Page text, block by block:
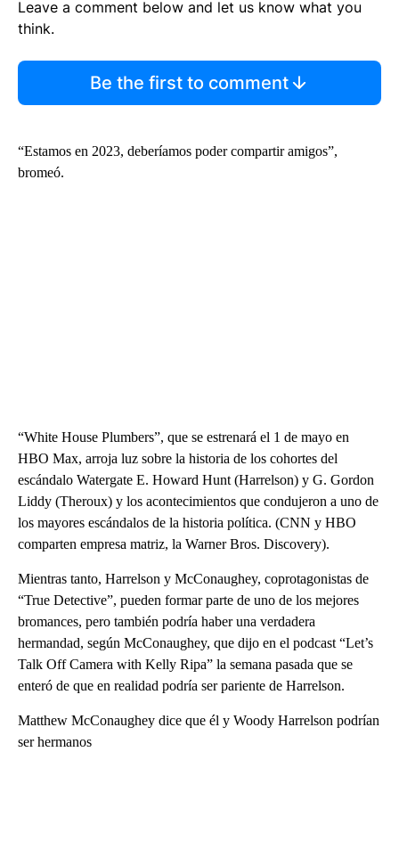
Leave a comment below and let us know what you
think.
Be the first to comment
“Estamos en 2023, deberíamos poder compartir amigos”,
bromeó.
“White House Plumbers”, que se estrenará el 1 de mayo en
HBO Max, arroja luz sobre la historia de los cohortes del
escándalo Watergate E. Howard Hunt (Harrelson) y G. Gordon
Liddy (Theroux) y los acontecimientos que condujeron a uno de
los mayores escándalos de la historia política. (CNN y HBO
comparten empresa matriz, la Warner Bros. Discovery).
Mientras tanto, Harrelson y McConaughey, coprotagonistas de
“True Detective”, pueden formar parte de uno de los mejores
bromances, pero también podría haber una verdadera
hermandad, según McConaughey, que dijo en el podcast “Let’s
Talk Off Camera with Kelly Ripa” la semana pasada que se
enteró de que en realidad podría ser pariente de Harrelson.
Matthew McConaughey dice que él y Woody Harrelson podrían
ser hermanos